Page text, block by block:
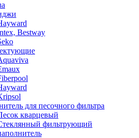
Bestway
для песочного фильтра
кварцевый
фильтрующий